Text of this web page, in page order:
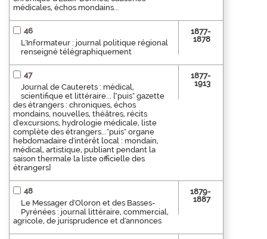
médicales, échos mondains...
46
L'Informateur : journal politique régional
renseigné télégraphiquement
1877-
1878
47
Journal de Cauterets : médical,
scientifique et littéraire... ["puis" gazette
des étrangers : chroniques, échos
mondains, nouvelles, théâtres, récits
d'excursions, hydrologie médicale, liste
complète des étrangers..."puis" organe
hebdomadaire d'intérêt local : mondain,
médical, artistique, publiant pendant la
saison thermale la liste officielle des
étrangers]
1877-
1913
48
Le Messager d'Oloron et des Basses-
Pyrénées : journal littéraire, commercial,
agricole, de jurisprudence et d'annonces
1879-
1887